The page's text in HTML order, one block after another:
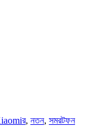
, নতন, সমরটফন